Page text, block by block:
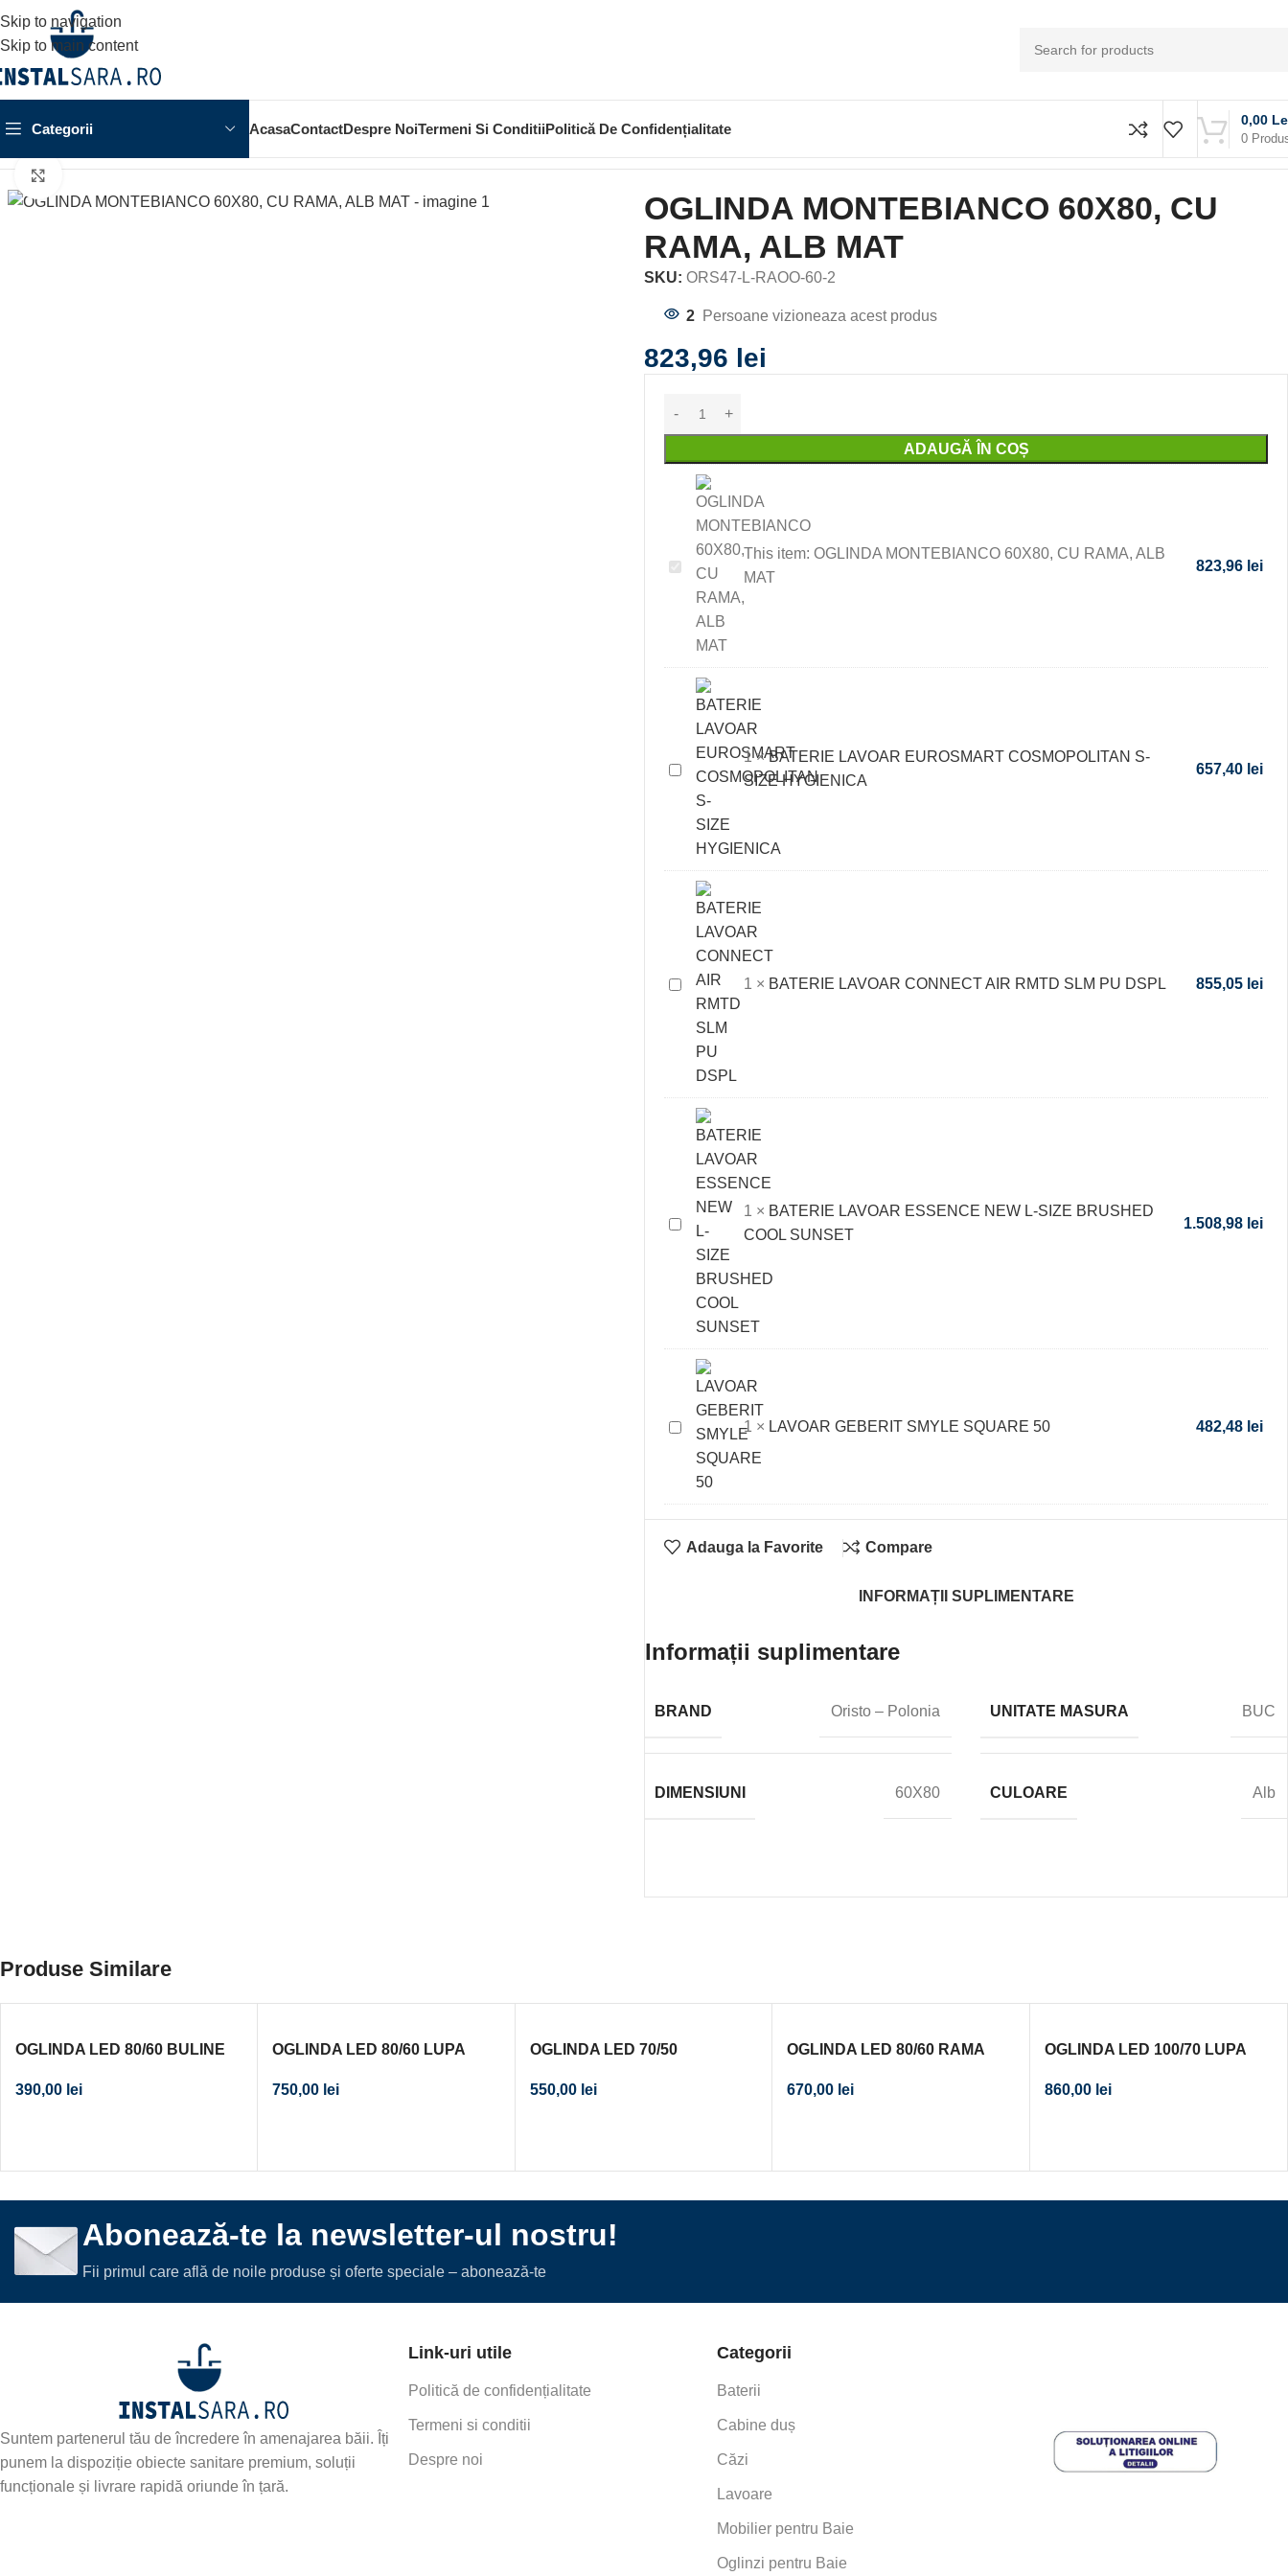
Skip to navigation
Skip to main content
Categorii AcasaContactDespre NoiTermeni Si ConditiiPolitică De Confidențialitate
0
0,00
Click to enlarge
OGLINDA MONTEBIANCO 60X80, CU
RAMA, ALB MAT
SKU: ORS47-L-RAOO-60-2
2 Persoane vizioneaza acest produs
823,96 lei
ADAUGĂ ÎN COȘ
OGLINDA
MONTEBIANCO
60X80,
ALB
MAT
This item: OGLINDA MONTEBIANCO 60X80, CU RAMA, ALB
MAT
823,96 lei
BATERIE
LAVOAR
EUROSMART
COSMOPOLITAN
SIZE
HYGIENICA
1×BATERIE LAVOAR EUROSMART COSMOPOLITAN S-
SIZE HYGIENICA
657,40 lei
BATERIE
LAVOAR
CONNECT
RMTD
SLM
DSPL
1 × BATERIE LAVOAR CONNECT AIR RMTD SLM PU DSPL 855,05 lei
BATERIE
LAVOAR
ESSENCE
NEW
BRUSHED
COOL
SUNSET
1 × BATERIE LAVOAR ESSENCE NEW L-SIZE BRUSHED
COOL SUNSET
1.508,98 lei
LAVOAR
GEBERIT
SMYLE
50
1 × LAVOAR GEBERIT SMYLE SQUARE 50 482,48 lei
Adauga la Favorite Compare
INFORMAȚII SUPLIMENTARE
Informații suplimentare
BRAND Oristo – Polonia UNITATE MASURA BUC
DIMENSIUNI 60X80 CULOARE Alb
Produse Similare
OGLINDA LED 80/60 BULINE
390,00 lei
OGLINDA LED 80/60 LUPA
750,00 lei
OGLINDA LED 70/50
550,00 lei
OGLINDA LED 80/60 RAMA
670,00 lei
OGLINDA LED 100/70 LUPA
860,00 lei
Abonează-te la newsletter-ul nostru!
Fii primul care află de noile produse și oferte speciale – abonează-te
Suntem partenerul tău de încredere în amenajarea băii. Îți
punem la dispoziție obiecte sanitare premium, soluții
funcționale și livrare rapidă oriunde în țară.
Link-uri utile
Politică de confidențialitate
Termeni si conditii
Despre noi
Categorii
Baterii
Cabine duș
Căzi
Lavoare
Mobilier pentru Baie
Oglinzi pentru Baie
OGLINDA
MONTEBIANCO
RAMA, ALB MAT